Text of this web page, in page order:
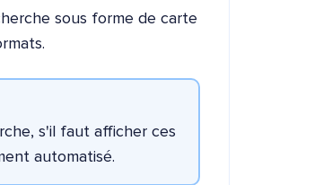
sous forme de carte
s'il faut afficher ces
automatisé.